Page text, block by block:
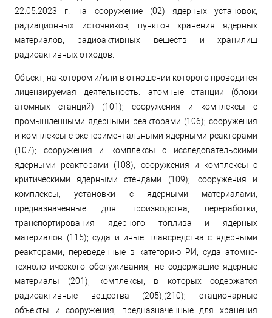
22.05.2023 г. на сооружение (02) ядерных установок,
радиационных источников, пунктов хранения ядерных
материалов, радиоактивных веществ и хранилищ
радиоактивных отходов.
Объект, на котором и/или в отношении которого проводится
лицензируемая деятельность: атомные станции (блоки
атомных станций) (101); сооружения и комплексы с
промышленными ядерными реакторами (106); сооружения
и комплексы с экспериментальными ядерными реакторами
(107); сооружения и комплексы с исследовательскими
ядерными реакторами (108); сооружения и комплексы с
критическими ядерными стендами (109); |сооружения и
комплексы, установки с ядерными материалами,
предназначенные для производства, переработки,
транспортирования ядерного топлива и ядерных
материалов (115); суда и иные плавсредства с ядерными
реакторами, переведенные в категорию РИ, суда атомно-
технологического обслуживания, не содержащие ядерные
материалы (201); комплексы, в которых содержатся
радиоактивные вещества (205),(210); стационарные
объекты и сооружения, предназначенные для хранения